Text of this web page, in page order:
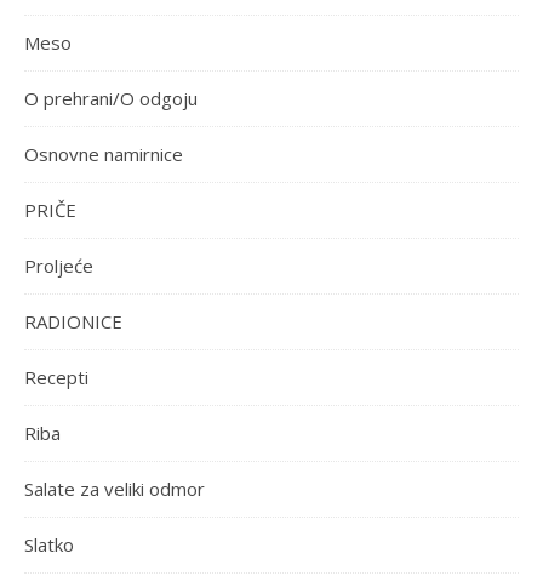
Meso
O prehrani/O odgoju
Osnovne namirnice
PRIČE
Proljeće
RADIONICE
Recepti
Riba
Salate za veliki odmor
Slatko